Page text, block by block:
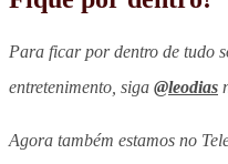
Para ficar por dentro de tudo
entretenimento, siga @leodias
Agora também estamos no